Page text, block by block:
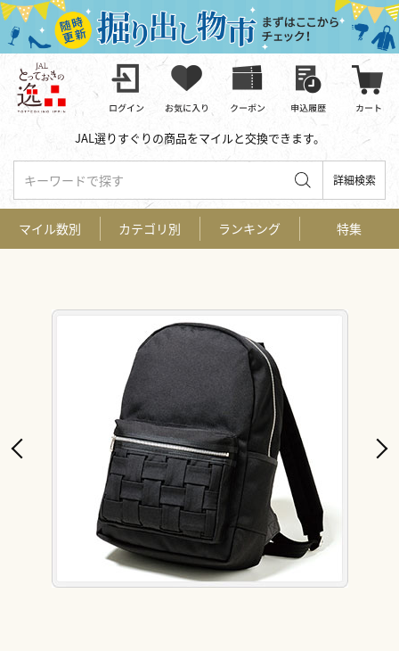
JAL選りすぐりの商品をマイルと交換できます。
キーワードで探す 詳細検索
マイル数別 カテゴリ別 ランキング 特集